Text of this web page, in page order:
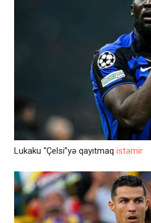
Lukaku “Çelsi”yə qayıtmaq istəmir